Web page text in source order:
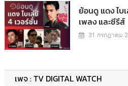
ย้อนดู แดง ไบ
เพลง และซีรีส์
31 กรกฎาคม
เพจ : TV DIGITAL WATCH